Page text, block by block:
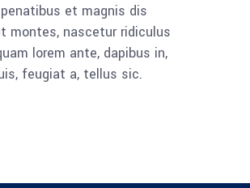
et magnis dis
montes, nascetur ridiculus
lorem ante, dapibus in,
feugiat a, tellus sic.